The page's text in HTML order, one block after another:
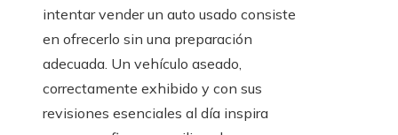
intentar vender un auto usado consiste
en ofrecerlo sin una preparación
adecuada. Un vehículo aseado,
correctamente exhibido y con sus
revisiones esenciales al día inspira